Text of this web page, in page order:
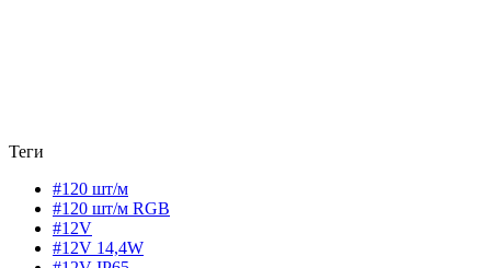
Теги
#120 шт/м
#120 шт/м RGB
#12V
#12V 14,4W